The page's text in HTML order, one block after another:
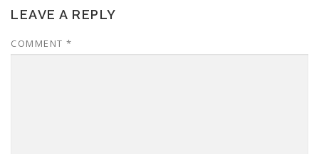
LEAVE A REPLY
COMMENT *